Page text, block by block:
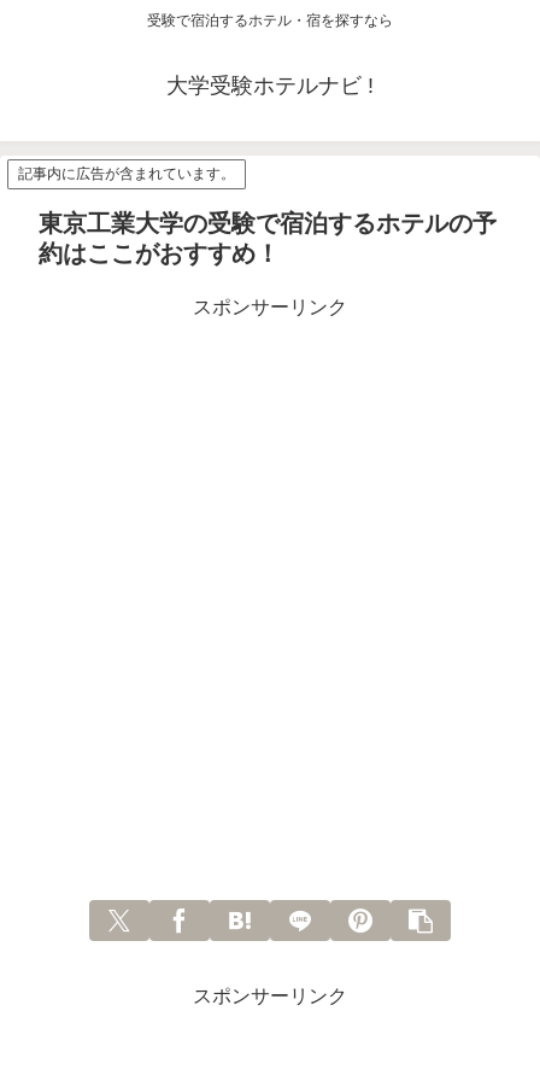
受験で宿泊するホテル・宿を探すなら
大学受験ホテルナビ !
記事内に広告が含まれています。
東京工業大学の受験で宿泊するホテルの予
約はここがおすすめ！
スポンサーリンク
スポンサーリンク